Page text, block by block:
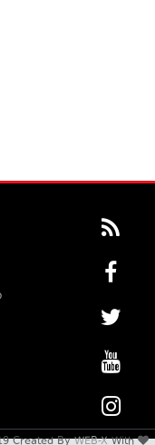
Created ByWEB-XWith